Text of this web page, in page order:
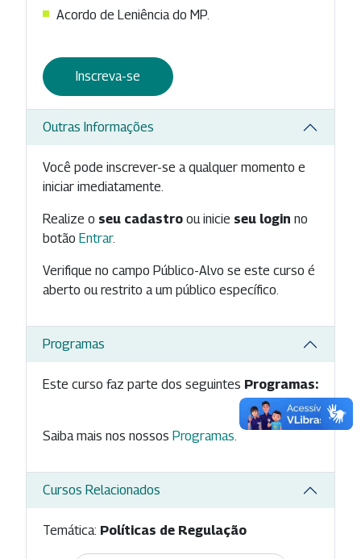
Acordo de Leniência do MP.
Inscreva-se
Outras Informações
Você pode inscrever-se a qualquer momento e
iniciar imediatamente.
Realize o seu cadastro ou inicie seu login no
botão Entrar.
Verifique no campo Público-Alvo se este curso é
aberto ou restrito a um público específico.
Programas
Este curso faz parte dos seguintes Programas:
Saiba mais nos nossos Programas
Cursos Relacionados
Temática: Políticas de Regulação